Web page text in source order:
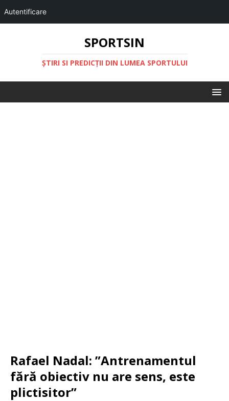
Autentificare
SPORTSIN
ŞTIRI SI PREDICŢII DIN LUMEA SPORTULUI
Rafael Nadal: ”Antrenamentul
fără obiectiv nu are sens, este
plictisitor”